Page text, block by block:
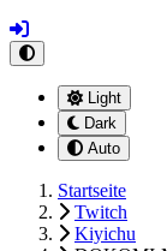
Light
Dark
Auto
Startseite
Twitch
Kiyichu